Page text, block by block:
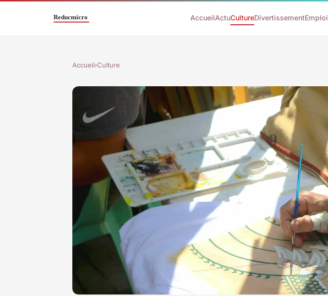
AccueilActuCultureDivertissementEmploi
Accueil›Culture